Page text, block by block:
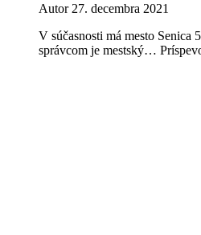
Autor 27. decembra 2021
V súčasnosti má mesto Senica
správcom je mestský…